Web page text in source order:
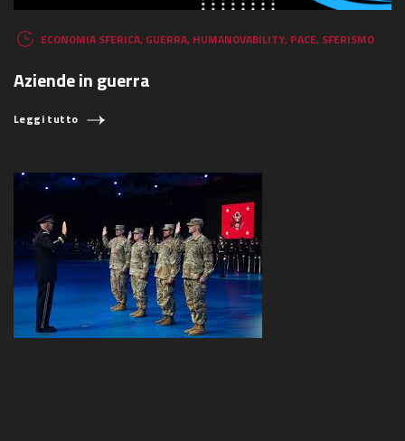
ECONOMIA SFERICA, GUERRA, HUMANOVABILITY, PACE, SFERISMO
Aziende in guerra
Leggi tutto